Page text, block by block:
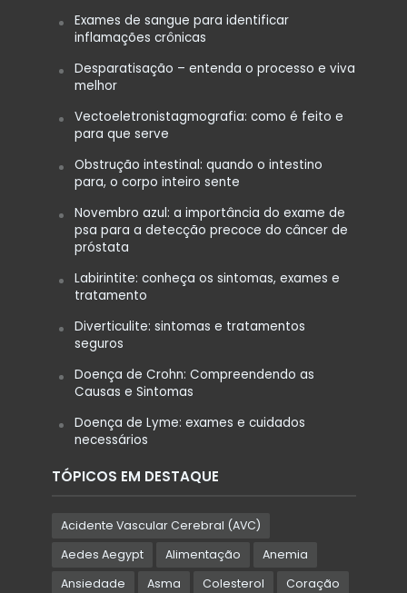
Exames de sangue para identificar
inflamações crônicas
Desparatisação – entenda o processo e viva
melhor
Vectoeletronistagmografia: como é feito e
para que serve
Obstrução intestinal: quando o intestino
para, o corpo inteiro sente
Novembro azul: a importância do exame de
psa para a detecção precoce do câncer de
próstata
Labirintite: conheça os sintomas, exames e
tratamento
Diverticulite: sintomas e tratamentos
seguros
Doença de Crohn: Compreendendo as
Causas e Sintomas
Doença de Lyme: exames e cuidados
necessários
TÓPICOS EM DESTAQUE
Acidente Vascular Cerebral (AVC)
Aedes Aegypt
Alimentação
Anemia
Ansiedade
Asma Colesterol
Coração